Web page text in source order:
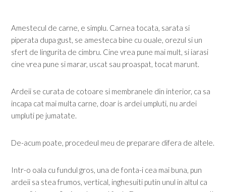
Amestecul de carne, e simplu. Carnea tocata, sarata si
piperata dupa gust, se amesteca bine cu ouale, orezul si un
sfert de lingurita de cimbru. Cine vrea pune mai mult, si iarasi
cine vrea pune si marar, uscat sau proaspat, tocat marunt.
Ardeii se curata de cotoare si membranele din interior, ca sa
incapa cat mai multa carne, doar is ardei umpluti, nu ardei
umpluti pe jumatate.
De-acum poate, procedeul meu de preparare difera de altele.
Intr-o oala cu fundul gros, una de fonta-i cea mai buna, pun
ardeii sa stea frumos, vertical, inghesuiti putin unul in altul ca